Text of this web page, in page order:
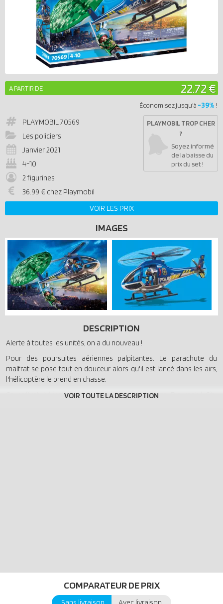
A PARTIR DE 22.72 €
Économisez jusqu'à -39% !
PLAYMOBIL70569
Les policiers
Janvier 2021
4-10
2 figurines
36.99 € chez Playmobil
PLAYMOBIL TROP CHER
?
Soyez informé
de la baisse du
prix du set !
VOIR LES PRIX
IMAGES
DESCRIPTION
Alerte à toutes les unités, on a du nouveau !
Pour des poursuites aériennes palpitantes. Le parachute du
malfrat se pose tout en douceur alors qu'il est lancé dans les airs,
l'hélicoptère le prend en chasse.
Ce coffret hélicoptère de police et parachutiste Playmobil City
COMPARATEUR DE PRIX